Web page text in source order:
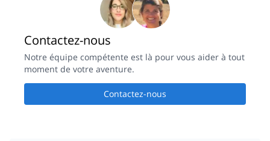
Contactez-nous
Notre équipe compétente est là pour vous aider à tout
moment de votre aventure.
Contactez-nous